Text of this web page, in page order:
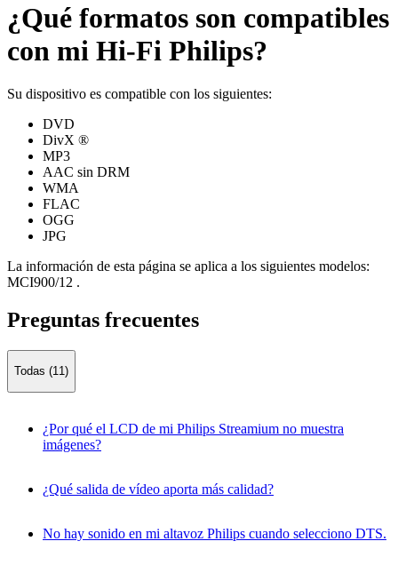
¿Qué formatos son compatibles
con mi Hi-Fi Philips?
Su dispositivo es compatible con los siguientes:
DVD
DivX ®
MP3
AAC sin DRM
WMA
FLAC
OGG
JPG
La información de esta página se aplica a los siguientes modelos:
MCI900/12 .
Preguntas frecuentes
Todas (11)
¿Por qué el LCD de mi Philips Streamium no muestra
imágenes?
¿Qué salida de vídeo aporta más calidad?
No hay sonido en mi altavoz Philips cuando selecciono DTS.